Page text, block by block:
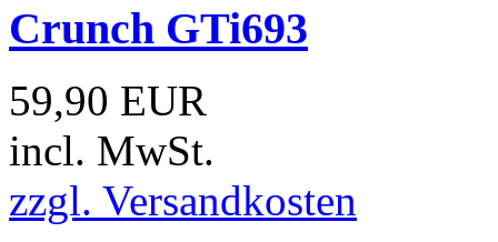
Crunch GTi693
59,90 EUR
incl. MwSt.
zzgl. Versandkosten